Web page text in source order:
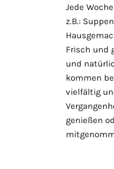
Jede
z.B.:
Frisch und
und
kommen
vielfältig
genießen